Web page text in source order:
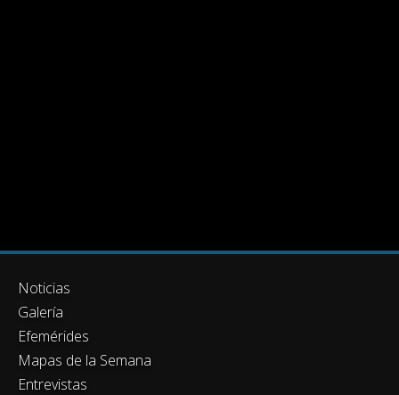
Noticias
Galería
Efemérides
Mapas de la Semana
Entrevistas